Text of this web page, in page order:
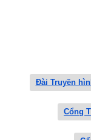
Đài Truyền
Cổng